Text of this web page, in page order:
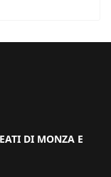
DI MONZA E